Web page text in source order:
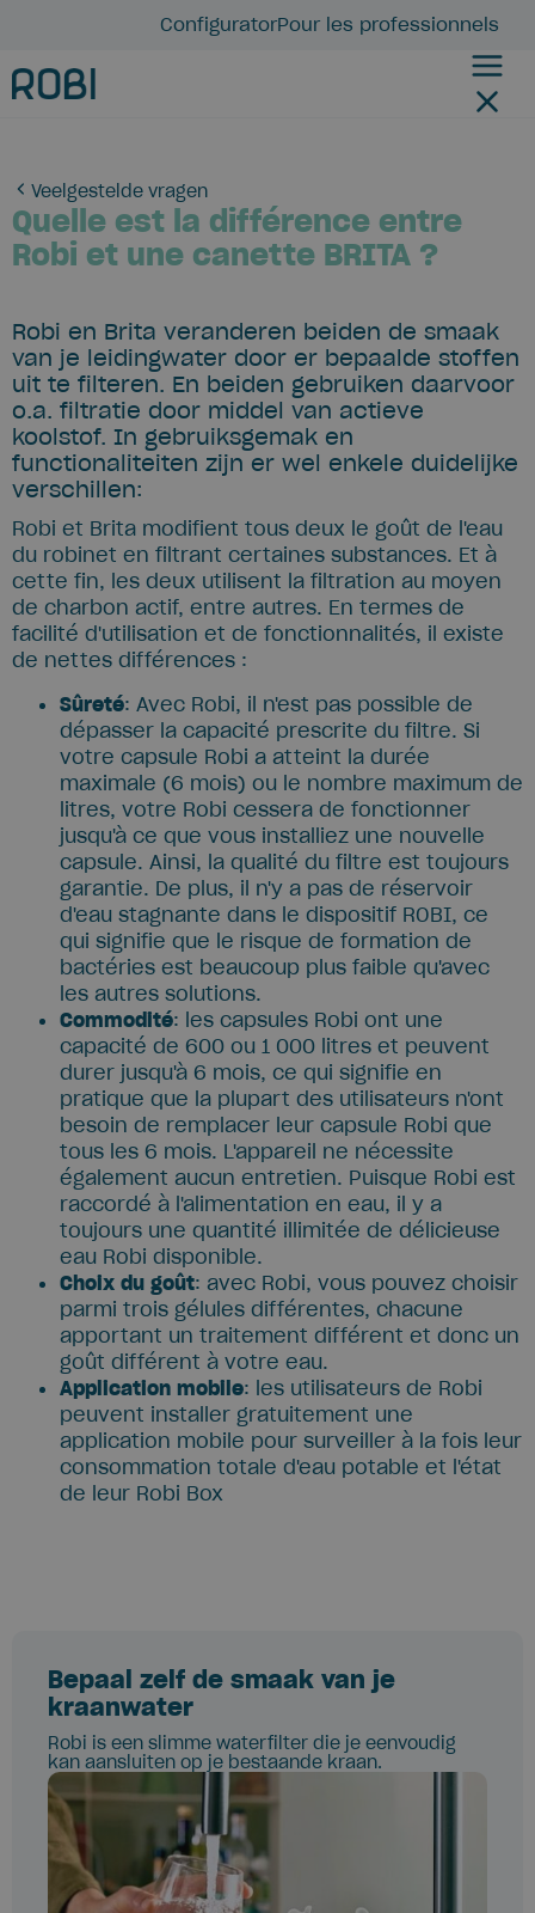
ConfiguratorPour les professionnels
Veelgestelde vragen
Quelle est la différence entre
Robi et une canette BRITA ?
Robi en Brita veranderen beiden de smaak
van je leidingwater door er bepaalde stoffen
uit te filteren. En beiden gebruiken daarvoor
o.a. filtratie door middel van actieve
koolstof. In gebruiksgemak en
functionaliteiten zijn er wel enkele duidelijke
verschillen:
Robi et Brita modifient tous deux le goût de l'eau
du robinet en filtrant certaines substances. Et à
cette fin, les deux utilisent la filtration au moyen
de charbon actif, entre autres. En termes de
facilité d'utilisation et de fonctionnalités, il existe
de nettes différences :
Sûreté: Avec Robi, il n'est pas possible de
dépasser la capacité prescrite du filtre. Si
votre capsule Robi a atteint la durée
maximale (6 mois) ou le nombre maximum de
litres, votre Robi cessera de fonctionner
jusqu'à ce que vous installiez une nouvelle
capsule. Ainsi, la qualité du filtre est toujours
garantie. De plus, il n'y a pas de réservoir
d'eau stagnante dans le dispositif ROBI, ce
qui signifie que le risque de formation de
bactéries est beaucoup plus faible qu'avec
les autres solutions.
Commodité: les capsules Robi ont une
capacité de 600 ou 1 000 litres et peuvent
durer jusqu'à 6 mois, ce qui signifie en
pratique que la plupart des utilisateurs n'ont
besoin de remplacer leur capsule Robi que
tous les 6 mois. L'appareil ne nécessite
également aucun entretien. Puisque Robi est
raccordé à l'alimentation en eau, il y a
toujours une quantité illimitée de délicieuse
eau Robi disponible.
Choix du goût: avec Robi, vous pouvez choisir
parmi trois gélules différentes, chacune
apportant un traitement différent et donc un
goût différent à votre eau.
Application mobile: les utilisateurs de Robi
peuvent installer gratuitement une
application mobile pour surveiller à la fois leur
consommation totale d'eau potable et l'état
de leur Robi Box
Bepaal zelf de smaak van je
kraanwater
Robi is een slimme waterfilter die je eenvoudig
kan aansluiten op je bestaande kraan.